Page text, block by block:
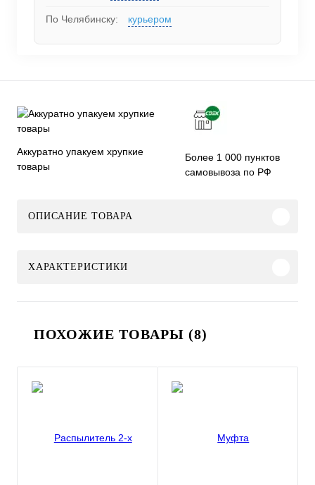
По Челябинску: курьером
Аккуратно упакуем хрупкие
товары
Более 1 000 пунктов
самовывоза по РФ
ОПИСАНИЕ ТОВАРА
ХАРАКТЕРИСТИКИ
ПОХОЖИЕ ТОВАРЫ (8)